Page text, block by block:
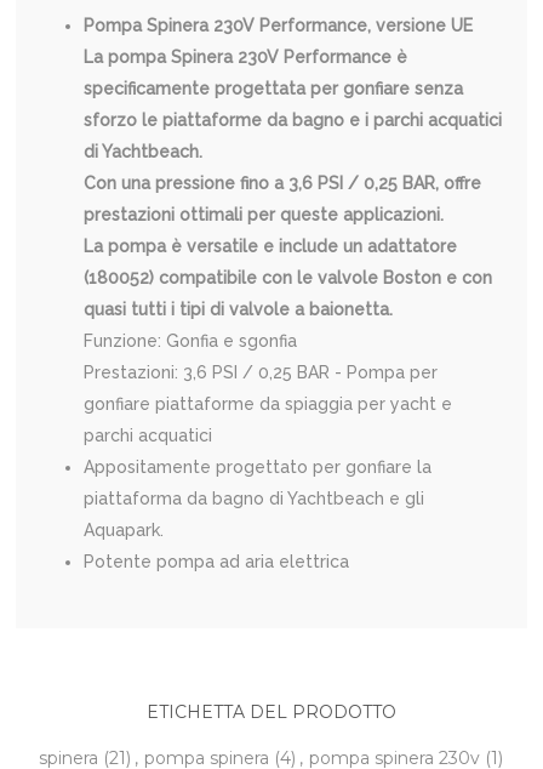
Pompa Spinera 230V Performance, versione UE
La pompa Spinera 230V Performance è
specificamente progettata per gonfiare senza
sforzo le piattaforme da bagno e i parchi acquatici
di Yachtbeach.
Con una pressione fino a 3,6 PSI / 0,25 BAR, offre
prestazioni ottimali per queste applicazioni.
La pompa è versatile e include un adattatore
(180052) compatibile con le valvole Boston e con
quasi tutti i tipi di valvole a baionetta.
Funzione: Gonfia e sgonfia
Prestazioni: 3,6 PSI / 0,25 BAR - Pompa per
gonfiare piattaforme da spiaggia per yacht e
parchi acquatici
Appositamente progettato per gonfiare la
piattaforma da bagno di Yachtbeach e gli
Aquapark.
Potente pompa ad aria elettrica
ETICHETTA DEL PRODOTTO
spinera (21) , pompa spinera (4) , pompa spinera 230v (1)